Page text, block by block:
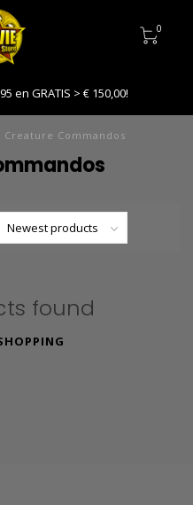
0
en GRATIS > € 150,00!
Creature Commandos
found